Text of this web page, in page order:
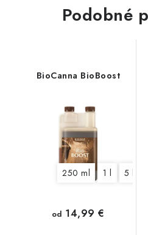
Podobné
BioCanna BioBoost
250 ml 1 l 5 l
od 14,99 €